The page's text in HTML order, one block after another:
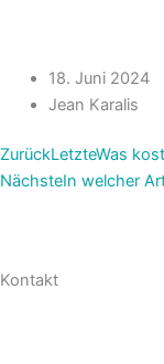
18. Juni 2024
Jean Karalis
ZurückLetzteWas
NächsteIn welcher
Kontakt